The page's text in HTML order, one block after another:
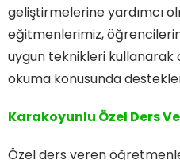
geliştirmelerine yardımcı
eğitmenlerimiz,
uygun teknikleri kullanarak
okuma konusunda
Karakoyunlu Özel Ders
Özel ders veren